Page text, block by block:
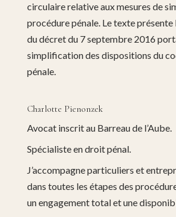
circulaire relative aux mesures de
procédure pénale. Le texte
du décret du 7 septembre 2016
simplification des dispositions du
pénale.
Charlotte Pienonzek
Avocat inscrit au Barreau de l’Aube.
Spécialiste en droit pénal.
J’accompagne particuliers et
dans toutes les étapes des
un engagement total et une